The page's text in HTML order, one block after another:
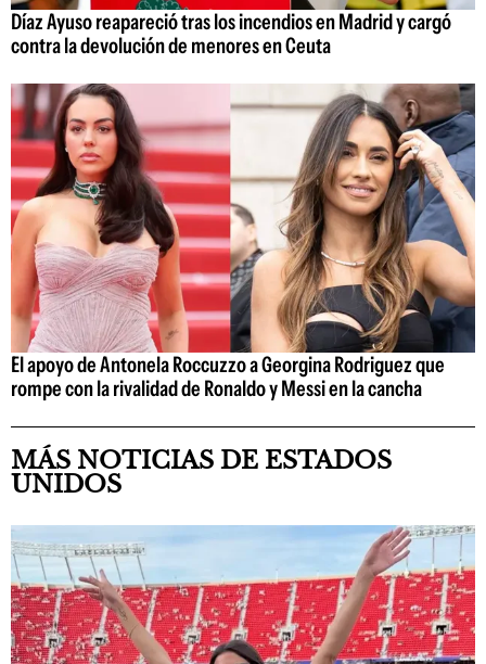
Díaz Ayuso reapareció tras los incendios en Madrid y cargó
contra la devolución de menores en Ceuta
El apoyo de Antonela Roccuzzo a Georgina Rodriguez que
rompe con la rivalidad de Ronaldo y Messi en la cancha
MÁS NOTICIAS DE ESTADOS
UNIDOS